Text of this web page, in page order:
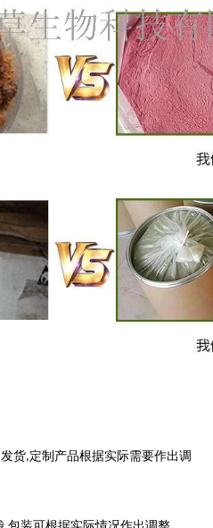
货,定制产品根据实际需要作出调